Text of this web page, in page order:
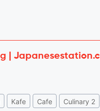
|
Kafe Cafe Culinary 2